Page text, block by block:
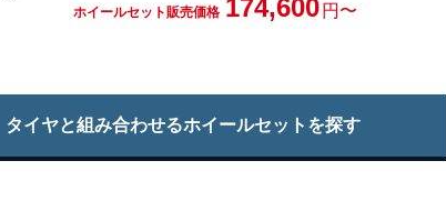
ホイールセット販売価格 174,600 円〜
タイヤと組み合わせるホイールセットを探す